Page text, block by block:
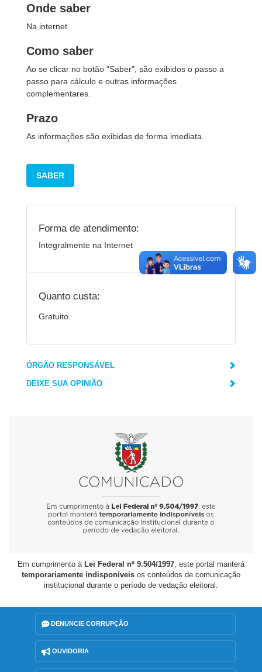
Onde saber
Na internet.
Como saber
Ao se clicar no botão "Saber", são exibidos o passo a
passo para cálculo e outras informações
complementares.
Prazo
As informações são exibidas de forma imediata.
SABER
Forma de atendimento:
Integralmente na Internet
Quanto custa:
Gratuito.
ÓRGÃO RESPONSÁVEL
DEIXE SUA OPINIÃO
Em cumprimento à Lei Federal nº 9.504/1997, este portal manterá
temporariamente indisponíveis os conteúdos de comunicação
institucional durante o período de vedação eleitoral.
DENUNCIE CORRUPÇÃO
OUVIDORIA